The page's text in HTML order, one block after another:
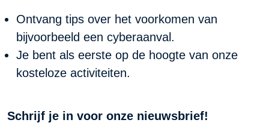
Ontvang tips over het voorkomen van
bijvoorbeeld een cyberaanval.
Je bent als eerste op de hoogte van onze
kosteloze activiteiten.
Schrijf je in voor onze nieuwsbrief!